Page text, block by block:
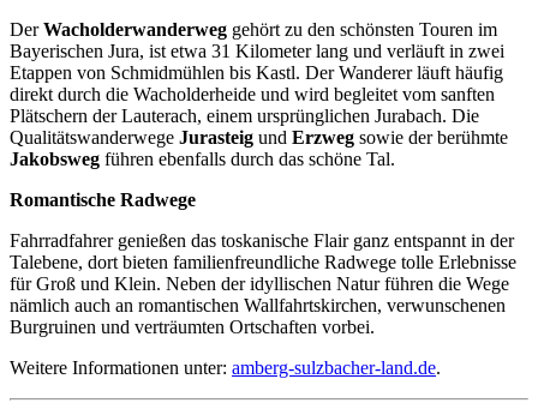
DerWacholderwanderweg gehört zu den schönsten Touren im
Bayerischen Jura, ist etwa 31 Kilometer lang und verläuft in zwei
Etappen von Schmidmühlen bis Kastl. Der Wanderer läuft häufig
direkt durch die Wacholderheide und wird begleitet vom sanften
Plätschern der Lauterach, einem ursprünglichen Jurabach. Die
Qualitätswanderwege Jurasteig und Erzweg sowie der berühmte
Jakobsweg führen ebenfalls durch das schöne Tal.
Romantische Radwege
Fahrradfahrer genießen das toskanische Flair ganz entspannt in der
Talebene, dort bieten familienfreundliche Radwege tolle Erlebnisse
für Groß und Klein. Neben der idyllischen Natur führen die Wege
nämlich auch an romantischen Wallfahrtskirchen, verwunschenen
Burgruinen und verträumten Ortschaften vorbei.
Weitere Informationen unter: amberg-sulzbacher-land.de.